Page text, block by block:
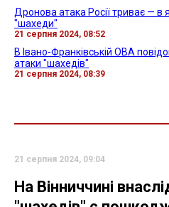
Дронова атака Росії триває — в
"шахеди"
21 серпня 2024, 08:52
В Івано-Франківській ОВА
атаки "шахедів"
21 серпня 2024, 08:39
21 серпня 2024, 09:04
На Вінниччині